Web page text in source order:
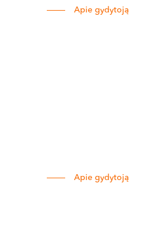
Apie gydytoją
Apie gydytoją